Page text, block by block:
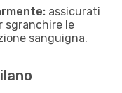
assicurati
sgranchire le
sanguigna.